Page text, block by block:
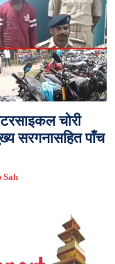
चोरी
सरगनासहित पाँच
Sah